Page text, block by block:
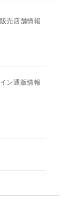
売店舗情報
ン通販情報